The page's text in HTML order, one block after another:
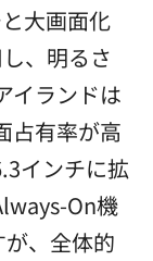
大画面化
、明るさ
イランドは
占有率が高
インチに拡
On機
、全体的